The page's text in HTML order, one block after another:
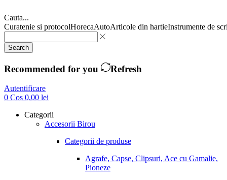
Cauta...
Curatenie si protocolHorecaAutoArticole din hartieInstrumente de
Search
Recommended for you Refresh
Autentificare
0 Cos 0,00 lei
Categorii
Accesorii Birou
Categorii de produse
Agrafe, Capse, Clipsuri, Ace cu Gamalie,
Pioneze